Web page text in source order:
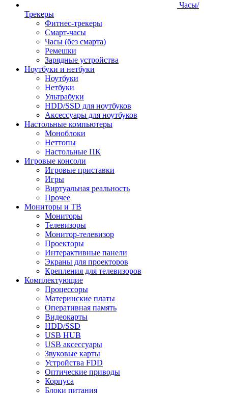
Часы/
Трекеры
Фитнес-трекеры
Смарт-часы
Часы (без смарта)
Ремешки
Зарядные устройства
Ноутбуки и нетбуки
Ноутбуки
Нетбуки
Ультрабуки
HDD/SSD для ноутбуков
Аксессуары для ноутбуков
Настольные компьютеры
Моноблоки
Неттопы
Настольные ПК
Игровые консоли
Игровые приставки
Игры
Виртуальная реальность
Прочее
Мониторы и ТВ
Мониторы
Телевизоры
Монитор-телевизор
Проекторы
Интерактивные панели
Экраны для проекторов
Крепления для телевизоров
Комплектующие
Процессоры
Материнские платы
Оперативная память
Видеокарты
HDD/SSD
USB HUB
USB аксессуары
Звуковые карты
Устройства FDD
Оптические приводы
Корпуса
Блоки питания